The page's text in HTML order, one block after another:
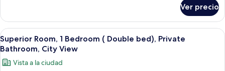
Double
Room
Ver precio
Abrir
todas
las
fotos
Habitación de hotel con una cama
11
Superior Room, 1 Bedroom ( Double bed), Private
Bathroom, City View
Vista a la ciudad